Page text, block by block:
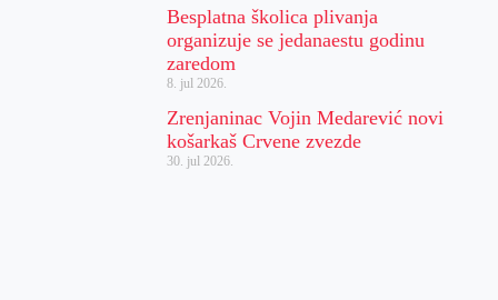
Besplatna školica plivanja
organizuje se jedanaestu godinu
zaredom
8. jul 2026.
Zrenjaninac Vojin Medarević novi
košarkaš Crvene zvezde
30. jul 2026.